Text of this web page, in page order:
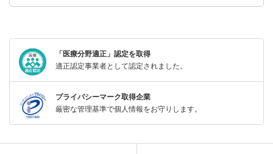
「医療分野適正」認定を取得
適正認定事業者として認定されました。
プライバシーマーク取得企業
厳密な管理基準で個人情報をお守りします。